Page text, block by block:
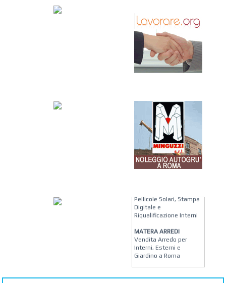
Pellicole Solari, Stampa
Digitale e
Riqualificazione Interni
MATERA ARREDI
Vendita Arredo per
Interni, Esterni e
Giardino a Roma
Antonella Micci,